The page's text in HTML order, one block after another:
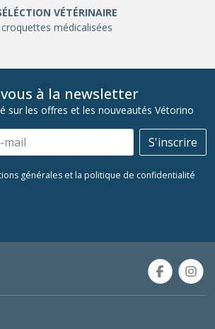
VÉTÉRINAIRE
croquettes médicalisées
à la newsletter
sur les offres et les nouveautés Vétorino
S'inscrire
générales et la politique de confidentialité